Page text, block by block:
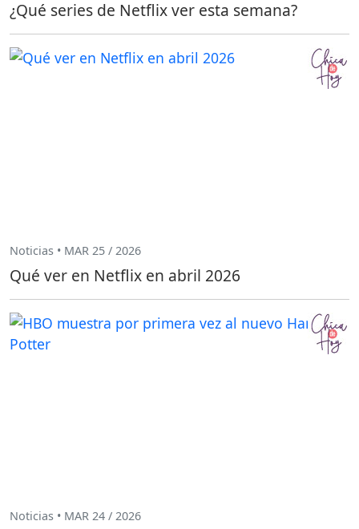
¿Qué series de Netflix ver esta semana?
Noticias • MAR 25 / 2026
Qué ver en Netflix en abril 2026
Noticias • MAR 24 / 2026